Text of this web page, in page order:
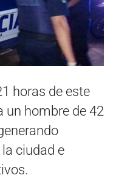
horas de este
un hombre de 42
ciudad e